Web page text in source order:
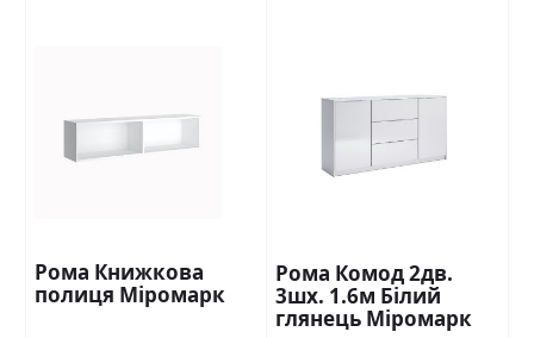
Рома Книжкова
полиця Міромарк
Рома Комод 2дв.
3шх. 1.6м Білий
глянець Міромарк